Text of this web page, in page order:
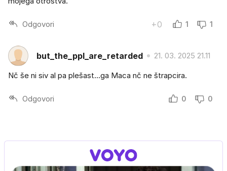
Odgovori +0 1 1
but_the_ppl_are_retarded 21. 03. 2025 21.11
Nč še ni siv al pa plešast...ga Maca nč ne štrapcira.
Odgovori 0 0